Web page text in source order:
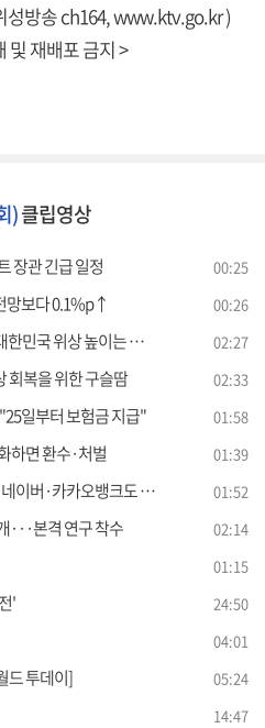
성방송 ch164,www.ktv.go.kr)
재배포 금지 >
)클립영상
장관 긴급 일정 00:25
망보다 0.1%p↑ 00:26
국 위상 높이는 계기" 02:27
회복을 위한 구슬땀 02:33
일부터 보험금 지급" 01:58
하면 환수·처벌 01:39
버·카카오뱅크도 발급 01:52
···본격 연구 착수 02:14
01:15
' 24:50
04:01
드 투데이] 05:24
14:47